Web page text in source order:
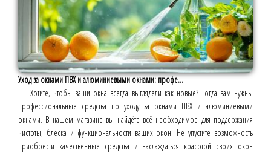
Уход за окнами ПВХ и алюминиевыми окнами: профе...
Хотите, чтобы ваши окна всегда выглядели как новые? Тогда вам нужны
профессиональные средства по уходу за окнами ПВХ и алюминиевыми
окнами. В нашем магазине вы найдёте всё необходимое для поддержания
чистоты, блеска и функциональности ваших окон. Не упустите возможность
приобрести качественные средства и наслаждаться красотой своих окон